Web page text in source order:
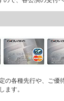
の各種先行や、ご優
ます。